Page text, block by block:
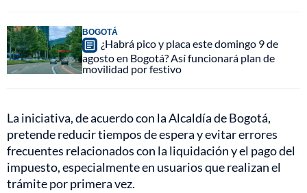
BOGOTÁ
¿Habrá pico y placa este domingo 9 de
agosto en Bogotá? Así funcionará plan de
movilidad por festivo
La iniciativa, de acuerdo con la Alcaldía de Bogotá,
pretende reducir tiempos de espera y evitar errores
frecuentes relacionados con la liquidación y el pago del
impuesto, especialmente en usuarios que realizan el
trámite por primera vez.